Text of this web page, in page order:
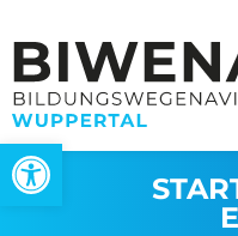
Werkzeugleiste öffnen